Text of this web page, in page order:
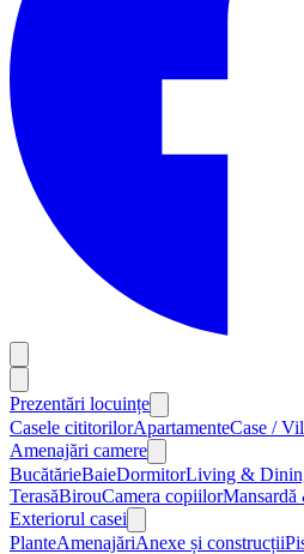
Prezentări locuințe
Casele cititorilorApartamenteCase /
Amenajări camere
BucătărieBaieDormitorLiving &
TerasăBirouCamera copiilor
Exteriorul casei
PlanteAmenajăriAnexe și construcții